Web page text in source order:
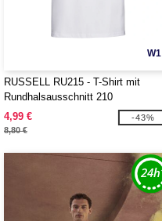
W1
RUSSELL RU215 - T-Shirt mit
Rundhalsausschnitt 210
4,99 €
8,80 €
-43%